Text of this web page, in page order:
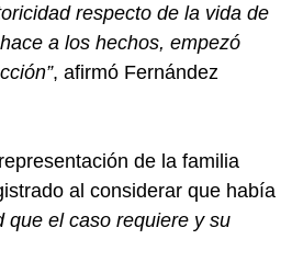
respecto de la vida de
a los hechos, empezó
, afirmó Fernández
de la familia
al considerar que había
que el caso requiere y su